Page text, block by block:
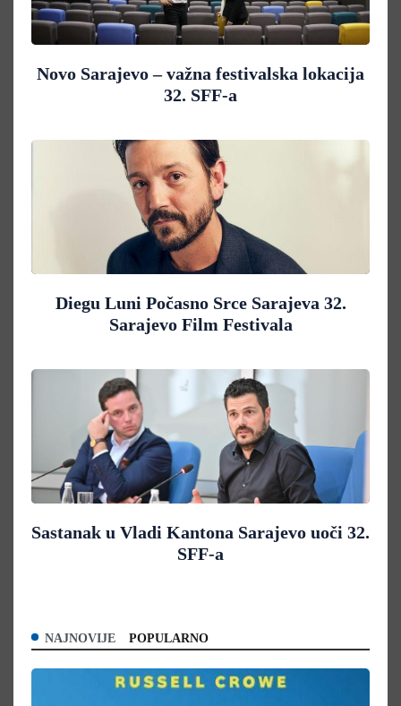
Novo Sarajevo – važna festivalska lokacija
32. SFF-a
Diegu Luni Počasno Srce Sarajeva 32.
Sarajevo Film Festivala
Sastanak u Vladi Kantona Sarajevo uoči 32.
SFF-a
NAJNOVIJE POPULARNO